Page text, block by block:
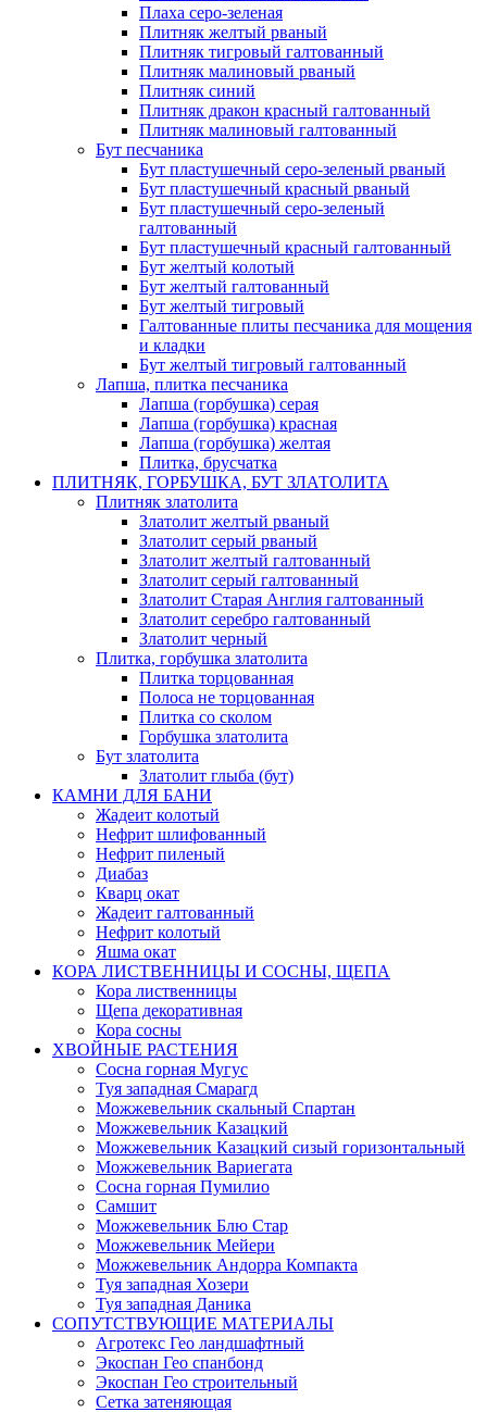
Плаха серо-зеленая
Плитняк желтый рваный
Плитняк тигровый галтованный
Плитняк малиновый рваный
Плитняк синий
Плитняк дракон красный галтованный
Плитняк малиновый галтованный
Бут песчаника
Бут пластушечный серо-зеленый рваный
Бут пластушечный красный рваный
Бут пластушечный серо-зеленый
галтованный
Бут пластушечный красный галтованный
Бут желтый колотый
Бут желтый галтованный
Бут желтый тигровый
Галтованные плиты песчаника для мощения
и кладки
Бут желтый тигровый галтованный
Лапша, плитка песчаника
Лапша (горбушка) серая
Лапша (горбушка) красная
Лапша (горбушка) желтая
Плитка, брусчатка
ПЛИТНЯК, ГОРБУШКА, БУТ ЗЛАТОЛИТА
Плитняк златолита
Златолит желтый рваный
Златолит серый рваный
Златолит желтый галтованный
Златолит серый галтованный
Златолит Старая Англия галтованный
Златолит серебро галтованный
Златолит черный
Плитка, горбушка златолита
Плитка торцованная
Полоса не торцованная
Плитка со сколом
Горбушка златолита
Бут златолита
Златолит глыба (бут)
КАМНИ ДЛЯ БАНИ
Жадеит колотый
Нефрит шлифованный
Нефрит пиленый
Диабаз
Кварц окат
Жадеит галтованный
Нефрит колотый
Яшма окат
КОРА ЛИСТВЕННИЦЫ И СОСНЫ, ЩЕПА
Кора лиственницы
Щепа декоративная
Кора сосны
ХВОЙНЫЕ РАСТЕНИЯ
Сосна горная Мугус
Туя западная Смарагд
Можжевельник скальный Спартан
Можжевельник Казацкий
Можжевельник Казацкий сизый горизонтальный
Можжевельник Вариегата
Сосна горная Пумилио
Самшит
Можжевельник Блю Стар
Можжевельник Мейери
Можжевельник Андорра Компакта
Туя западная Хозери
Туя западная Даника
СОПУТСТВУЮЩИЕ МАТЕРИАЛЫ
Агротекс Гео ландшафтный
Экоспан Гео спанбонд
Экоспан Гео строительный
Сетка затеняющая